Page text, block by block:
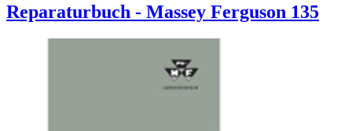
Reparaturbuch - Massey Ferguson 135